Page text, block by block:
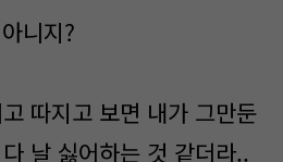
니지?
따지고 보면 내가 그만둔
날 싫어하는 것 같더라..